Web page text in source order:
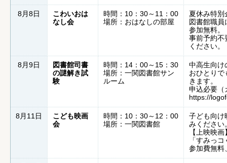
8月8日
こわいおは
なし会
時間：10：30～11：00
場所：おはなしの部屋
夏休み特別
図書館職
参加無料。
事前予約不
ください。
8月9日
図書館司書
の謎解き試
験
時間：14：00～15：30
場所：一関図書館サン
ルーム
中高生向け
おひとりで
きます。
申込必要（
https://
8月11日
こども映画
会
時間：10：30～12：00
場所：一関図書館
子ども向け
みください
【上映映画
「すみっ
参加費無料